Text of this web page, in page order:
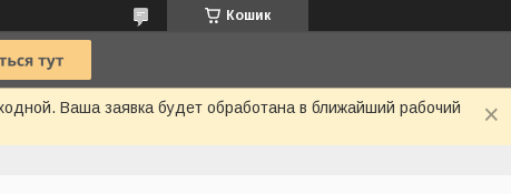
Кошик
Ваша заявка будет обработана в ближайший рабочий